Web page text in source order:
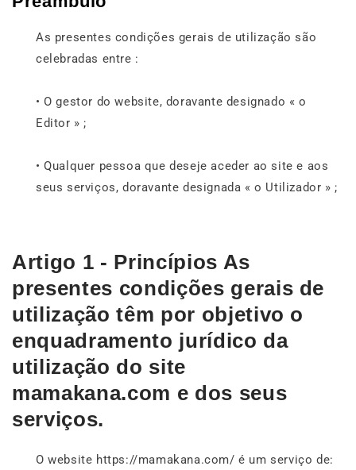
As presentes condições gerais de utilização são
celebradas entre :
• O gestor do website, doravante designado « o
Editor » ;
• Qualquer pessoa que deseje aceder ao site e aos
seus serviços, doravante designada « o Utilizador » ;
Artigo 1 - Princípios As
presentes condições gerais de
utilização têm por objetivo o
enquadramento jurídico da
utilização do site
mamakana.com e dos seus
serviços.
O website https://mamakana.com/ é um serviço de: